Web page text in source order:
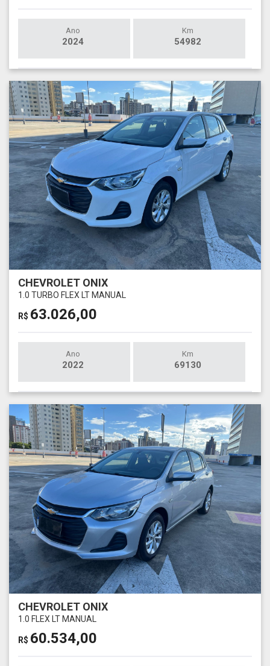
Ano
2024
Km
54982
CHEVROLET ONIX
1.0 TURBO FLEX LT MANUAL
R$ 63.026,00
Ano
2022
Km
69130
CHEVROLET ONIX
1.0 FLEX LT MANUAL
R$ 60.534,00